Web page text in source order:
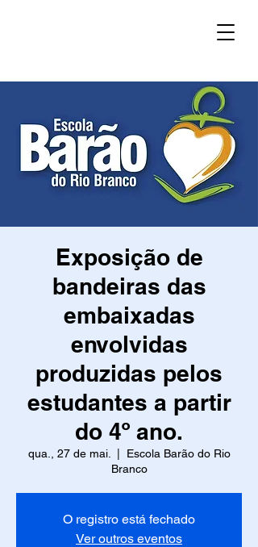
Exposição de
bandeiras das
embaixadas
envolvidas
produzidas pelos
estudantes a partir
do 4º ano.
qua., 27 de mai.
Escola Barão do Rio
Branco
O registro está fechado
Ver outros eventos